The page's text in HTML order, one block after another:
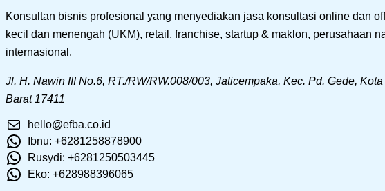
Konsultan bisnis profesional yang menyediakan jasa konsultasi online dan
kecil dan menengah (UKM), retail, franchise, startup & maklon, perusahaan
internasional.
Jl. H. Nawin III No.6, RT./RW/RW.008/003, Jaticempaka, Kec. Pd. Gede,
Barat 17411
hello@efba.co.id
Ibnu: +6281258878900
Rusydi: +6281250503445
Eko: +628988396065